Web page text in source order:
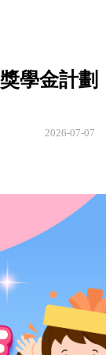
學金計劃
2026-07-07